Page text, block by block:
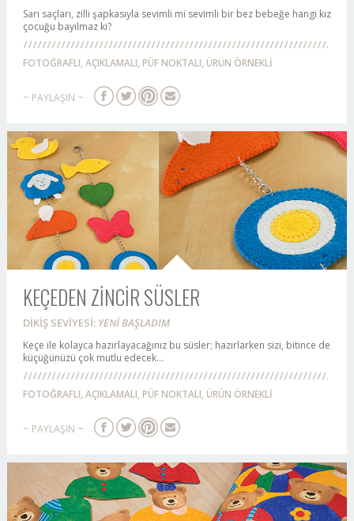
Sarı saçları, zilli şapkasıyla sevimli mi sevimli bir bez bebeğe hangi kız
çocuğu bayılmaz ki?
FOTOĞRAFLI, AÇIKLAMALI, PÜF NOKTALI, ÜRÜN ÖRNEKLİ
~ PAYLAŞIN ~
KEÇEDEN ZİNCİR SÜSLER
DİKİŞ SEVİYESİ: YENİ BAŞLADIM
Keçe ile kolayca hazırlayacağınız bu süsler; hazırlarken sizi, bitince de
küçüğünüzü çok mutlu edecek...
FOTOĞRAFLI, AÇIKLAMALI, PÜF NOKTALI, ÜRÜN ÖRNEKLİ
~ PAYLAŞIN ~